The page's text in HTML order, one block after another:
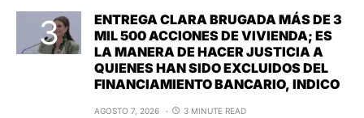
ENTREGA CLARA BRUGADA MÁS DE 3
MIL 500 ACCIONES DE VIVIENDA; ES
LA MANERA DE HACER JUSTICIA A
QUIENES HAN SIDO EXCLUIDOS DEL
FINANCIAMIENTO BANCARIO, INDICO
AGOSTO 7, 2026 3 MINUTE READ